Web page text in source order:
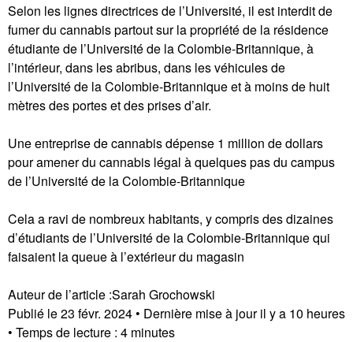
Selon les lignes directrices de l’Université, il est interdit de
fumer du cannabis partout sur la propriété de la résidence
étudiante de l’Université de la Colombie-Britannique, à
l’intérieur, dans les abribus, dans les véhicules de
l’Université de la Colombie-Britannique et à moins de huit
mètres des portes et des prises d’air.
Une entreprise de cannabis dépense 1 million de dollars
pour amener du cannabis légal à quelques pas du campus
de l’Université de la Colombie-Britannique
Cela a ravi de nombreux habitants, y compris des dizaines
d’étudiants de l’Université de la Colombie-Britannique qui
faisaient la queue à l’extérieur du magasin
Auteur de l’article :Sarah Grochowski
Publié le 23 févr. 2024 • Dernière mise à jour il y a 10 heures
• Temps de lecture : 4 minutes